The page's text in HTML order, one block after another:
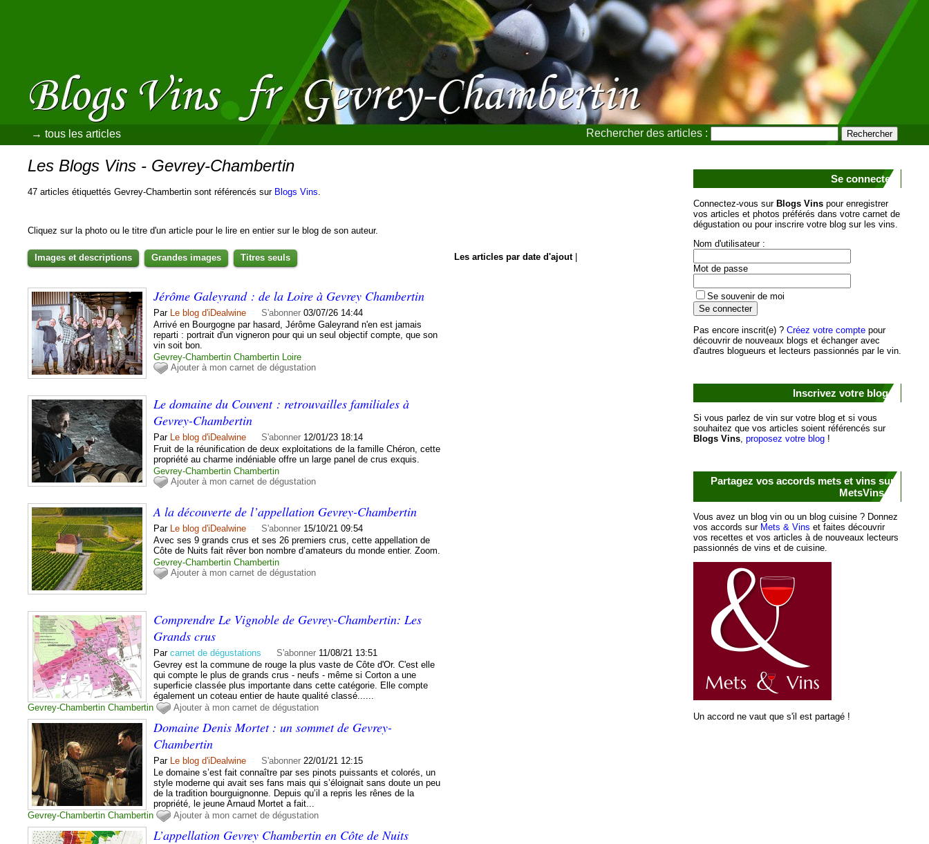
→ tous les articles Rechercher des articles :
Les Blogs Vins - Gevrey-Chambertin
47 articles étiquettés Gevrey-Chambertin sont référencés sur Blogs Vins.
Cliquez sur la photo ou le titre d'un article pour le lire en entier sur le blog de son auteur.
Images et descriptions Grandes images Titres seuls Les articles par date d'ajout|
Jérôme Galeyrand : de la Loire à Gevrey Chambertin
Par Le blog d'iDealwine S'abonner 03/07/26 14:44
Arrivé en Bourgogne par hasard, Jérôme Galeyrand n'en est jamais
reparti : portrait d'un vigneron pour qui un seul objectif compte, que son
vin soit bon.
Gevrey-Chambertin Chambertin
Loire
Ajouter à mon carnet de dégustation
Le domaine du Couvent : retrouvailles familiales à
Gevrey-Chambertin
Par Le blog d'iDealwine S'abonner 12/01/23 18:14
Fruit de la réunification de deux exploitations de la famille Chéron, cette
propriété au charme indéniable offre un large panel de crus exquis.
Gevrey-Chambertin Chambertin
Ajouter à mon carnet de dégustation
A la découverte de l’appellation Gevrey-Chambertin
Par Le blog d'iDealwine S'abonner 15/10/21 09:54
Avec ses 9 grands crus et ses 26 premiers crus, cette appellation de
Côte de Nuits fait rêver bon nombre d’amateurs du monde entier. Zoom.
Gevrey-Chambertin Chambertin
Ajouter à mon carnet de dégustation
Comprendre Le Vignoble de Gevrey-Chambertin: Les
Grands crus
Parcarnet de dégustations S'abonner 11/08/21 13:51
Gevrey est la commune de rouge la plus vaste de Côte d'Or. C'est elle
qui compte le plus de grands crus - neufs - même si Corton a une
superficie classée plus importante dans cette catégorie. Elle compte
également un coteau entier de haute qualité classé......
Gevrey-Chambertin Chambertin Ajouter à mon carnet de dégustation
Domaine Denis Mortet : un sommet de Gevrey-
Chambertin
Par Le blog d'iDealwine S'abonner 22/01/21 12:15
Le domaine s’est fait connaître par ses pinots puissants et colorés, un
style moderne qui avait ses fans mais qui s’éloignait sans doute un peu
de la tradition bourguignonne. Depuis qu’il a repris les rênes de la
propriété, le jeune Arnaud Mortet a fait...
Gevrey-Chambertin Chambertin Ajouter à mon carnet de dégustation
L’appellation Gevrey Chambertin en Côte de Nuits
Se connecter
Connectez-vous sur Blogs Vinspour enregistrer
vos articles et photos préférés dans votre carnet de
dégustation ou pour inscrire votre blog sur les vins.
Nom d'utilisateur :
Mot de passe
Se souvenir de moi
Pas encore inscrit(e) ? Créez votre comptepour
découvrir de nouveaux blogs et échanger avec
d'autres blogueurs et lecteurs passionnés par le vin.
Inscrivez votre blog !
Si vous parlez de vin sur votre blog et si vous
souhaitez que vos articles soient référencés sur
Blogs Vins, proposez votre blog!
Partagez vos accords mets et vins sur
MetsVins.fr
Vous avez un blog vin ou un blog cuisine ? Donnez
vos accords sur Mets & Vins et faites découvrir
vos recettes et vos articles à de nouveaux lecteurs
passionnés de vins et de cuisine.
Un accord ne vaut que s'il est partagé !